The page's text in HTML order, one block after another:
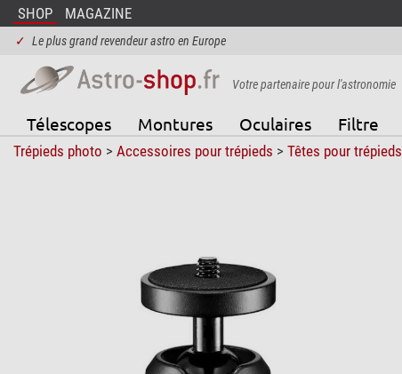
SHOP MAGAZINE
✓ Le plus grand revendeur astro en Europe
Votre partenaire pour l'astronomie
Télescopes Montures Oculaires Filtre
Trépieds photo > Accessoires pour trépieds > Têtes pour trépieds